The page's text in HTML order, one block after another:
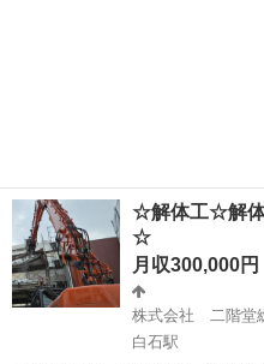
☆解体工☆解体
☆
月収300,000円
株式会社 二階堂
白石駅